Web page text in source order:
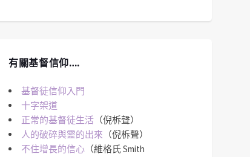
有關基督信仰….
基督徒信仰入門
十字架道
正常的基督徒生活 （倪柝聲）
人的破碎與靈的出來 （倪柝聲）
不住增長的信心 （維格氏 Smith